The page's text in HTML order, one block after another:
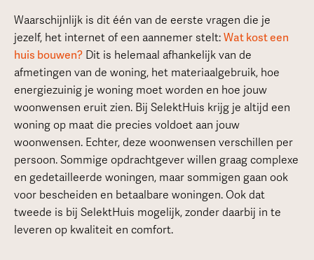
Waarschijnlijk is dit één van de eerste vragen die je
jezelf, het internet of een aannemer stelt: Wat kost een
huis bouwen?Dit is helemaal afhankelijk van de
afmetingen van de woning, het materiaalgebruik, hoe
energiezuinig je woning moet worden en hoe jouw
woonwensen eruit zien. Bij SelektHuis krijg je altijd een
woning op maat die precies voldoet aan jouw
woonwensen. Echter, deze woonwensen verschillen per
persoon. Sommige opdrachtgever willen graag complexe
en gedetailleerde woningen, maar sommigen gaan ook
voor bescheiden en betaalbare woningen. Ook dat
tweede is bij SelektHuis mogelijk, zonder daarbij in te
leveren op kwaliteit en comfort.